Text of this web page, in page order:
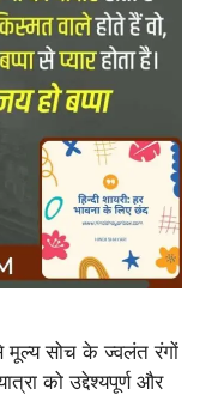
सोच के ज्वलंत रंगों
को उद्देश्यपूर्ण और